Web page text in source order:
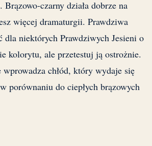
czarny działa dobrze na
więcej dramaturgii. Prawdziwa
dla niektórych Prawdziwych Jesieni o
kolorytu, ale przetestuj ją ostrożnie.
chłód, który wydaje się
porównaniu do ciepłych brązowych